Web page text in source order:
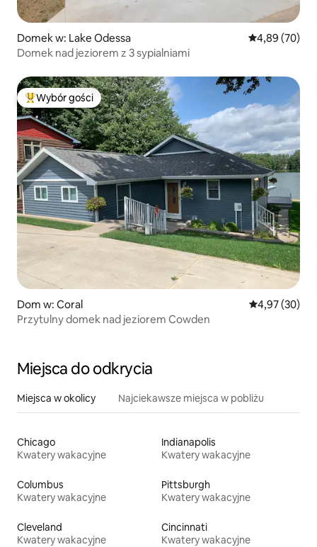
Domek w: Lake Odessa Średnia
4,89 (70)
Domek nad jeziorem z 3 sypialniami
Najpopularniejsze z kategorii Wybór gości
Wybór gości
Dom w: Coral Średnia
4,97 (30)
Przytulny domek nad jeziorem Cowden
Miejsca do odkrycia
Miejsca w okolicy Najciekawsze miejsca w pobliżu
Chicago
Kwatery wakacyjne
Indianapolis
Kwatery wakacyjne
Columbus
Kwatery wakacyjne
Pittsburgh
Kwatery wakacyjne
Cleveland
Kwatery wakacyjne
Cincinnati
Kwatery wakacyjne